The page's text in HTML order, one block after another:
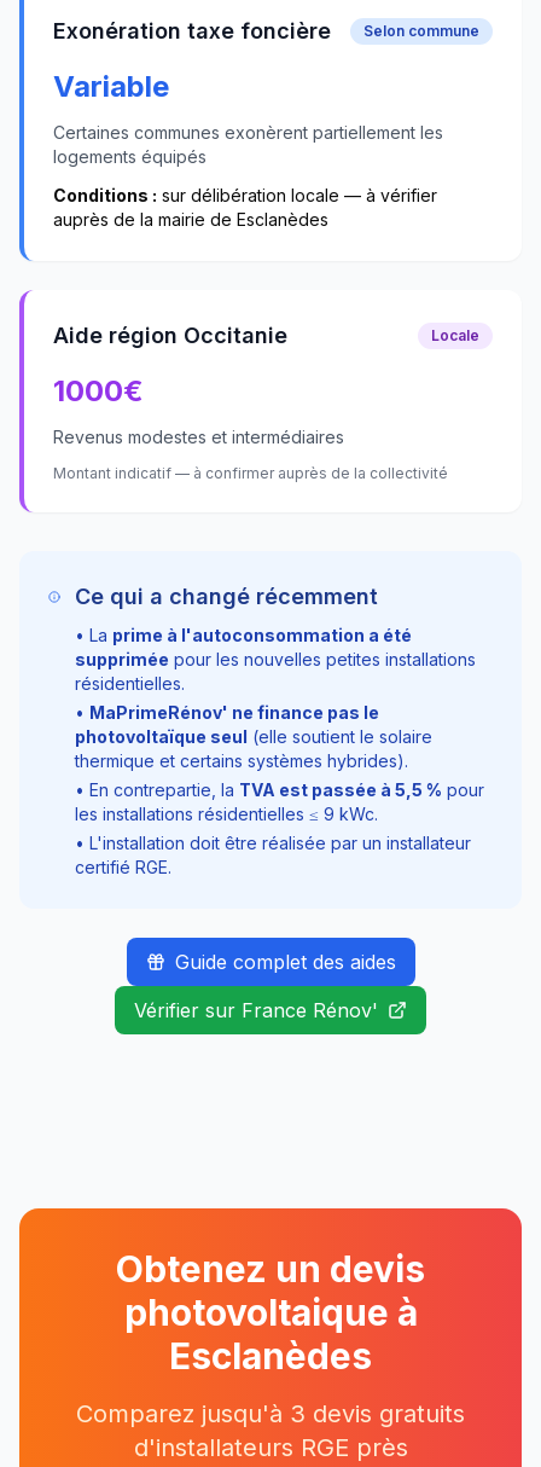
Exonération taxe foncière Selon commune
Variable
Certaines communes exonèrent partiellement les
logements équipés
Conditions : sur délibération locale — à vérifier
auprès de la mairie de Esclanèdes
Aide région Occitanie Locale
1000€
Revenus modestes et intermédiaires
Montant indicatif — à confirmer auprès de la collectivité
Ce qui a changé récemment
• La prime à l'autoconsommation a été
supprimée pour les nouvelles petites installations
résidentielles.
• MaPrimeRénov' ne finance pas le
photovoltaïque seul (elle soutient le solaire
thermique et certains systèmes hybrides).
• En contrepartie, la TVA est passée à 5,5 % pour
les installations résidentielles ≤ 9 kWc.
• L'installation doit être réalisée par un installateur
certifié RGE.
Guide complet des aides
Vérifier sur France Rénov'
Obtenez un devis
photovoltaique à
Esclanèdes
Comparez jusqu'à 3 devis gratuits
d'installateurs RGE près